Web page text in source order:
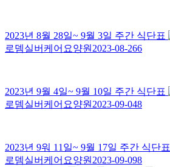
2023년 8월 28일~ 9월 3일 주간 식단표
로뎀실버케어요양원 2023-08-266
2023년 9월 4일~ 9월 10일 주간 식단표
로뎀실버케어요양원 2023-09-048
2023년 9워 11일~ 9월 17일 주간 식단표
로뎀실버케어요양원 2023-09-098